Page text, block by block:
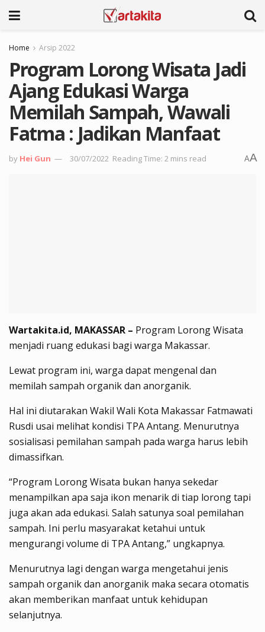
Home Arsip 2022
Program Lorong Wisata Jadi
Ajang Edukasi Warga
Memilah Sampah, Wawali
Fatma : Jadikan Manfaat
by Hei Gun 30/07/2022 Reading Time: 2 mins read AA
Wartakita.id, MAKASSAR – Program Lorong Wisata
menjadi ruang edukasi bagi warga Makassar.
Lewat program ini, warga dapat mengenal dan
memilah sampah organik dan anorganik.
Hal ini diutarakan Wakil Wali Kota Makassar Fatmawati
Rusdi usai melihat kondisi TPA Antang. Menurutnya
sosialisasi pemilahan sampah pada warga harus lebih
dimassifkan.
“Program Lorong Wisata bukan hanya sekedar
menampilkan apa saja ikon menarik di tiap lorong tapi
juga akan ada edukasi. Salah satunya soal pemilahan
sampah. Ini perlu masyarakat ketahui untuk
mengurangi volume di TPA Antang,” ungkapnya.
Menurutnya lagi dengan warga mengetahui jenis
sampah organik dan anorganik maka secara otomatis
akan memberikan manfaat untuk kehidupan
selanjutnya.